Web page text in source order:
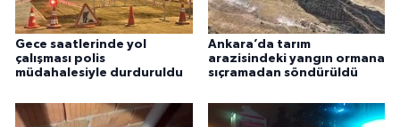
Gece saatlerinde yol
çalışması polis
müdahalesiyle durduruldu
Ankara’da tarım
arazisindeki yangın ormana
sıçramadan söndürüldü